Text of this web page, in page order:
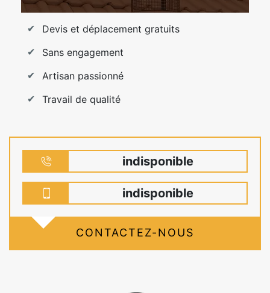
Devis et déplacement gratuits
Sans engagement
Artisan passionné
Travail de qualité
indisponible
indisponible
CONTACTEZ-NOUS